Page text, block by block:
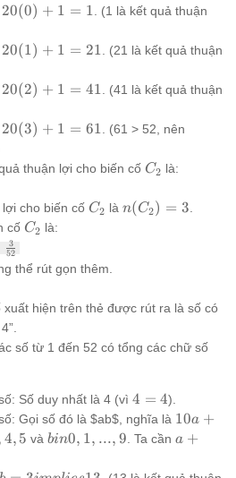
20k
\le
20(0) + 1 = 1 . (1 là kết quả thuận
20(1) + 1 = 21 . (21 là kết quả thuận
20(2) + 1 = 41 . (41 là kết quả thuận
20(3) + 1 = 61 . (61 > 52, nên
thuận lợi cho biến cố C_2
C2 là:
41}
cho biến cố C_2
C2 làn(C_2)
n(C2) = 3
cố C_2
C2 là:
52
3
thể rút gọn thêm.
xuất hiện trên thẻ được rút ra là số có
số từ 1 đến 52 có tổng các chữ số
Số duy nhất là 4 (vì 4
=
4
4 = 4).
Gọi số đó là $ab$, nghĩa là 10a
+ b
10a +
4, 5 vàb
{0,
bin0, 1, ..., 9 . Ta cần a
b
a +